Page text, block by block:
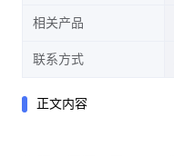
相关产品
联系方式
正文内容